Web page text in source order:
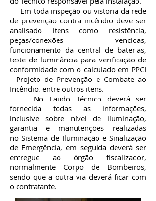
Em toda inspeção ou vistoria da rede
de prevenção contra incêndio deve ser
analisado itens como resistência,
peças/conexões vencidas,
funcionamento da central de baterias,
teste de luminância para verificação de
conformidade com o calculado em PPCI
- Projeto de Prevenção e Combate ao
Incêndio, entre outros itens.
No Laudo Técnico deverá ser
fornecida todas as informações,
inclusive sobre nível de iluminação,
garantia e manutenções realizadas
no Sistema de Iluminação e Sinalização
de Emergência, em seguida deverá ser
entregue ao órgão fiscalizador,
normalmente Corpo de Bombeiros,
sendo que a outra via deverá ficar com
o contratante.